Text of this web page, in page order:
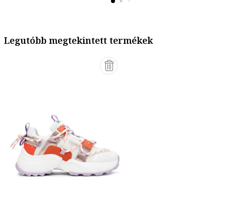
Legutóbb megtekintett termékek